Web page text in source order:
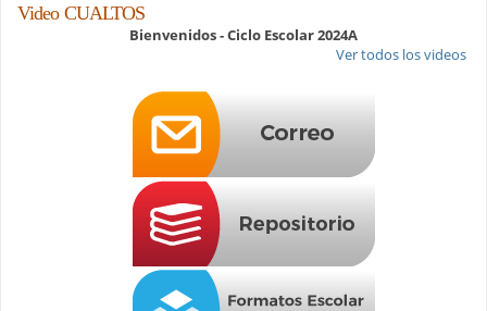
Video CUALTOS
Bienvenidos - Ciclo Escolar 2024A
Ver todos los videos